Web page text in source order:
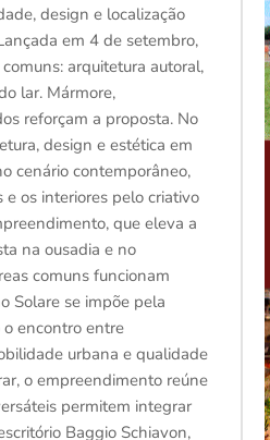
design e localização
em 4 de setembro,
arquitetura autoral,
lar. Mármore,
reforçam a proposta. No
design e estética em
cenário contemporâneo,
os interiores pelo criativo
que eleva a
na ousadia e no
comuns funcionam
Solare se impõe pela
encontro entre
urbana e qualidade
o empreendimento reúne
permitem integrar
Baggio Schiavon,